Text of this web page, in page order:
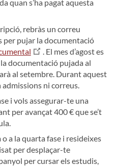
quan s’ha pagat aquesta
rebràs un correu
pujar la documentació
. El mes d’agost es
documentació pujada al
al setembre. Durant aquest
ni correus.
i vols assegurar-te una
per avançat 400 € que se’t
a la quarta fase i resideixes
per desplaçar-te
per cursar els estudis,